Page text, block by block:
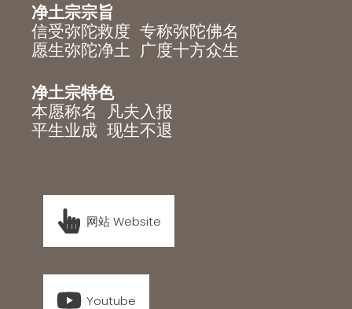
净土宗宗旨
信受弥陀救度 专称弥陀佛名
愿生弥陀净土 广度十方众生
净土宗特色
本愿称名 凡夫入报
平生业成 现生不退
网站 Website
Youtube